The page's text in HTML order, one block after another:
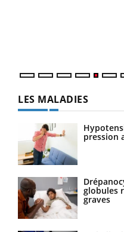
LES MALADIES
pression
globules
graves